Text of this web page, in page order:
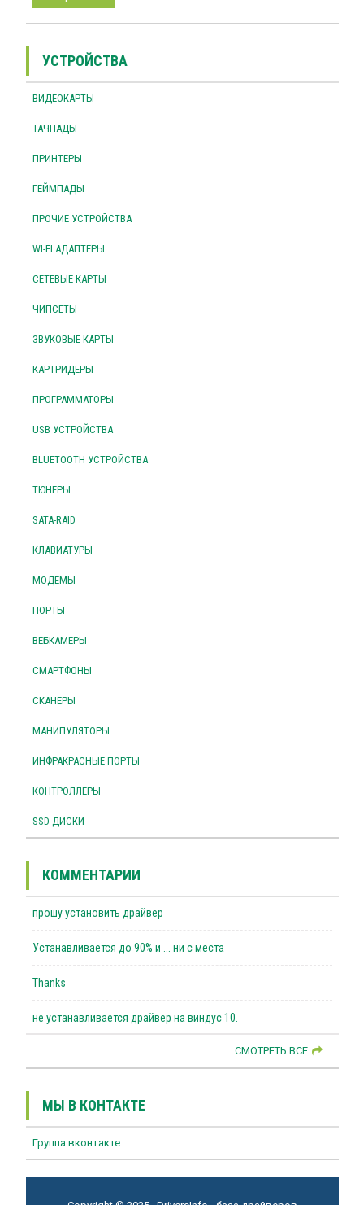
УСТРОЙСТВА
ВИДЕОКАРТЫ
ТАЧПАДЫ
ПРИНТЕРЫ
ГЕЙМПАДЫ
ПРОЧИЕ УСТРОЙСТВА
WI-FI АДАПТЕРЫ
СЕТЕВЫЕ КАРТЫ
ЧИПСЕТЫ
ЗВУКОВЫЕ КАРТЫ
КАРТРИДЕРЫ
ПРОГРАММАТОРЫ
USB УСТРОЙСТВА
BLUETOOTH УСТРОЙСТВА
ТЮНЕРЫ
SATA-RAID
КЛАВИАТУРЫ
МОДЕМЫ
ПОРТЫ
ВЕБКАМЕРЫ
СМАРТФОНЫ
СКАНЕРЫ
МАНИПУЛЯТОРЫ
ИНФРАКРАСНЫЕ ПОРТЫ
КОНТРОЛЛЕРЫ
SSD ДИСКИ
КОММЕНТАРИИ
прошу установить драйвер
Устанавливается до 90% и ... ни с места
Thanks
не устанавливается драйвер на виндус 10.
СМОТРЕТЬ ВСЕ
МЫ В КОНТАКТЕ
Группа вконтакте